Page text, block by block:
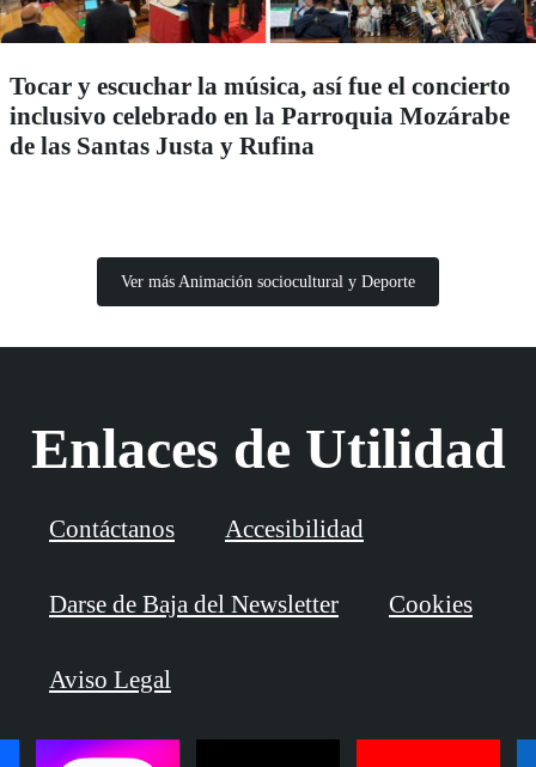
Tocar y escuchar la música, así fue el concierto
inclusivo celebrado en la Parroquia Mozárabe
de las Santas Justa y Rufina
Ver más Animación sociocultural y Deporte
Enlaces de Utilidad
Contáctanos Accesibilidad
Darse de Baja del Newsletter Cookies
Aviso Legal